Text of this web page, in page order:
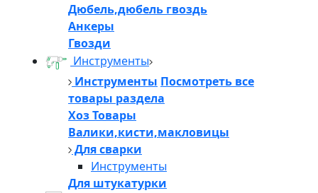
Дюбель,дюбель гвоздь
Анкеры
Гвозди
Инструменты
Инструменты Посмотреть все
товары раздела
Хоз Товары
Валики,кисти,макловицы
Для сварки
Инструменты
Для штукатурки